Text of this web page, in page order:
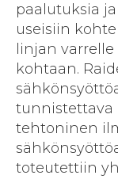
paalutuksia
useisiin
linjan
kohtaan.
tunnistettava
tehtoninen
toteutettiin